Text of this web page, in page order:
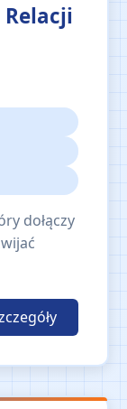
Relacji
dołączy